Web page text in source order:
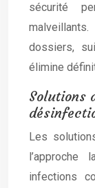
sécurité
dossiers,
élimine
Solutions
Les
infections